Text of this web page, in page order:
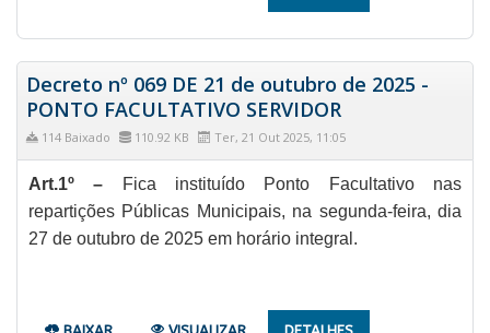
Decreto nº 069 DE 21 de outubro de 2025 -
PONTO FACULTATIVO SERVIDOR
114 Baixado 110.92 KB Ter, 21 Out 2025, 11:05
Art.1º –
Fica instituído Ponto Facultativo nas
repartições Públicas Municipais, na segunda-feira, dia
27 de outubro de 2025 em horário integral.